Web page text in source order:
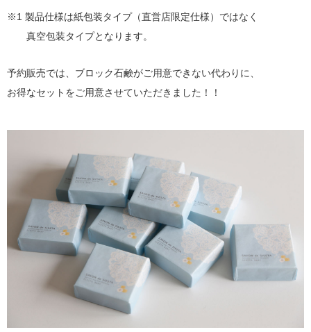
※1 製品仕様は紙包装タイプ（直営店限定仕様）ではなく
真空包装タイプとなります。
予約販売では、ブロック石鹸がご用意できない代わりに、
お得なセットをご用意させていただきました！！